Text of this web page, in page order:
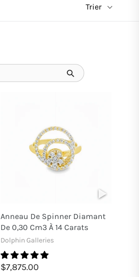
Trier
Anneau De Spinner Diamant
De 0,30 Cm3 À 14 Carats
Dolphin Galleries
$7,875.00